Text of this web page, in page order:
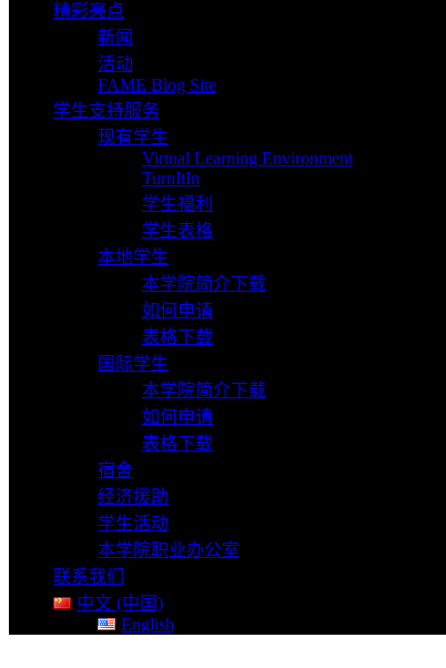
精彩亮点
新闻
活动
FAME Blog Site
学生支持服务
现有学生
Virtual Learning Environment
TurnItIn
学生福利
学生表格
本地学生
本学院简介下载
如何申请
表格下载
国际学生
本学院简介下载
如何申请
表格下载
宿舍
经济援助
学生活动
本学院职业办公室
联系我们
中文 (中国)
English